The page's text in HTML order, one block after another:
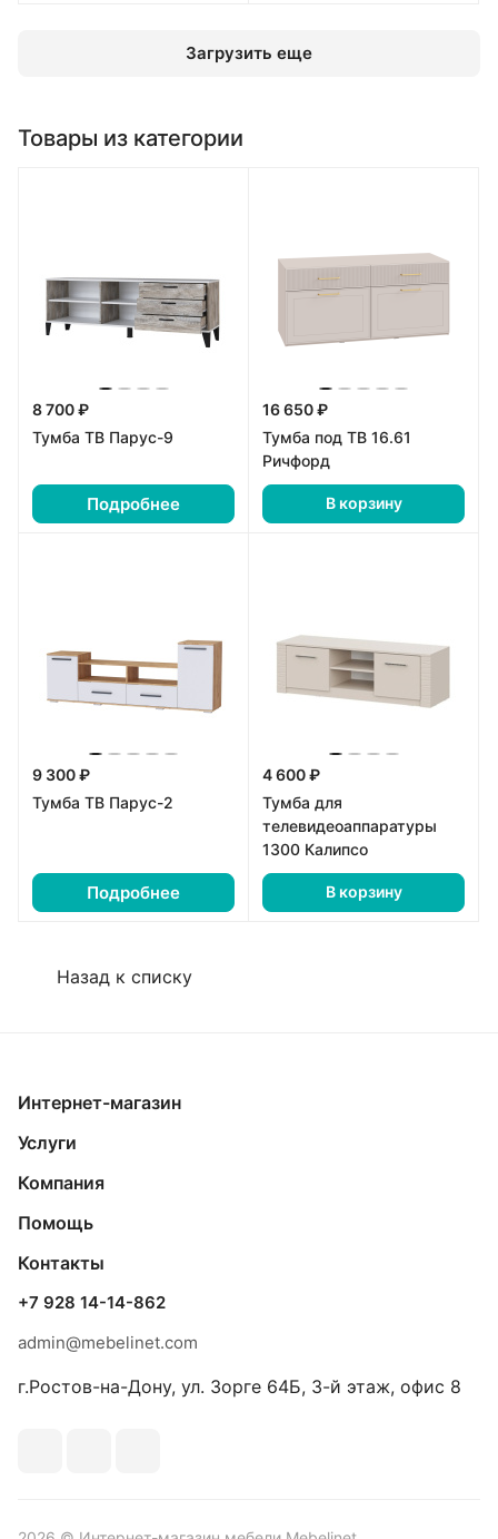
Загрузить еще
Товары из категории
8 700 ₽
Тумба ТВ Парус-9
Подробнее
16 650 ₽
Тумба под ТВ 16.61
Ричфорд
В корзину
9 300 ₽
Тумба ТВ Парус-2
Подробнее
4 600 ₽
Тумба для
телевидеоаппаратуры
1300 Калипсо
В корзину
Назад к списку
Интернет-магазин
Услуги
Компания
Помощь
Контакты
+7 928 14-14-862
admin@mebelinet.com
г.Ростов-на-Дону, ул. Зорге 64Б, 3-й этаж, офис 8